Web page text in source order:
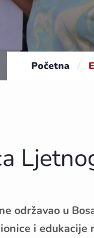
Početna /
održavao u
i edukacije